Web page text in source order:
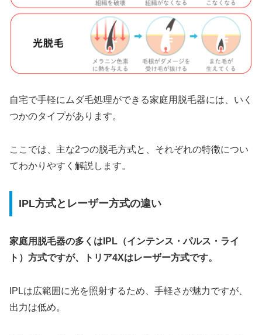
自宅で手軽にムダ毛処理ができる家庭用脱毛器には、いく
つかのタイプがあります。
ここでは、主な2つの脱毛方式と、それぞれの特徴につい
てわかりやすく解説します。
IPL方式とレーザー方式の違い
家庭用脱毛器の多くはIPL（インテンス・パルス・ライ
ト）方式ですが、トリア4Xはレーザー方式です。
IPLは広範囲に光を照射するため、手軽さが魅力ですが、
出力は低め。